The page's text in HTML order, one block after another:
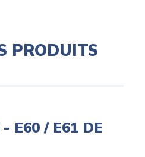
PRODUITS
E60 / E61 DE